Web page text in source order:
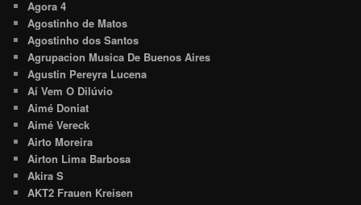
Agora 4
Agostinho de Matos
Agostinho dos Santos
Agrupacion Musica De Buenos Aires
Agustin Pereyra Lucena
Aí Vem O Dilúvio
Aimé Doniat
Aimé Vereck
Airto Moreira
Airton Lima Barbosa
Akira S
AKT2 Frauen Kreisen